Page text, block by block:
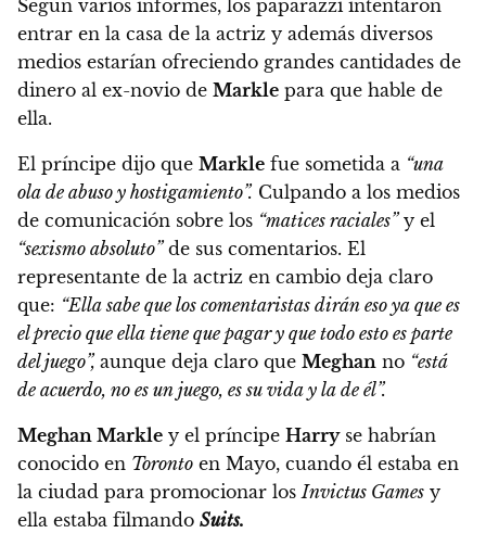
Según varios informes, los paparazzi intentaron
entrar en la casa de la actriz y además diversos
medios estarían ofreciendo grandes cantidades de
dinero al ex-novio de Markle para que hable de
ella.
El príncipe dijo que Markle fue sometida a “una
ola de abuso y hostigamiento”. Culpando a los medios
de comunicación sobre los “matices raciales”y el
“sexismo absoluto”de sus comentarios. El
representante de la actriz en cambio deja claro
que: “Ella sabe que los comentaristas dirán eso ya que es
el precio que ella tiene que pagar y que todo esto es parte
del juego”, aunque deja claro que Meghan no “está
de acuerdo, no es un juego, es su vida y la de él”.
Meghan Markle y el príncipe Harryse habrían
conocido en Toronto en Mayo, cuando él estaba en
la ciudad para promocionar losInvictus Games y
ella estaba filmando Suits.